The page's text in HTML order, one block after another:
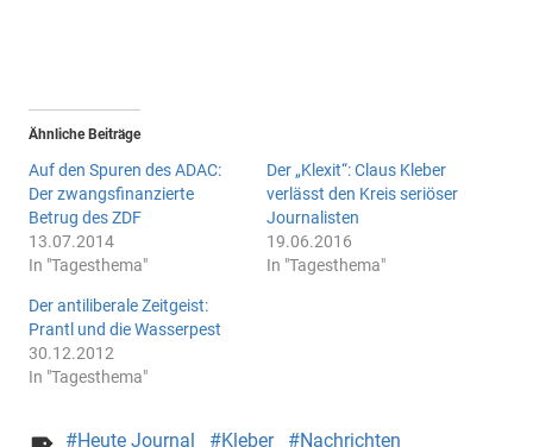
Ähnliche Beiträge
Auf den Spuren des ADAC:
Der zwangsfinanzierte
Betrug des ZDF
13.07.2014
In "Tagesthema"
Der „Klexit“: Claus Kleber
verlässt den Kreis seriöser
Journalisten
19.06.2016
In "Tagesthema"
Der antiliberale Zeitgeist:
Prantl und die Wasserpest
30.12.2012
In "Tagesthema"
Heute Journal Kleber Nachrichten